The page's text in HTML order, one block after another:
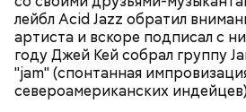
лейбл Acid Jazz обратил
артиста и вскоре подписал с
году Джей Кей собрал группу
"jam" (спонтанная
североамериканских
фурор: в 1997 году клип на эту
четыре награды MTV, а сама
отмечена премией Grammy в
вокальное поп-исполнение
Международными хитами
"Cosmic Girl" и "Alright".